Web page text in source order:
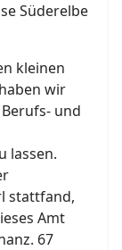
Süderelbe
kleinen
wir
und
lassen.
stattfand,
Amt
67